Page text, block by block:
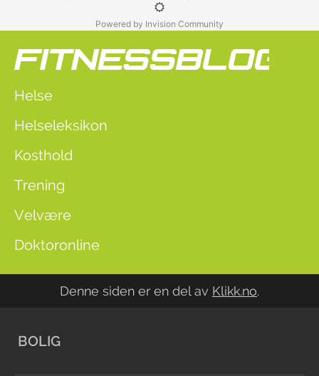
Powered by Invision Community
Helse
Helseleksikon
Kosthold
Trening
Velvære
Doktoronline
Denne siden er en del av Klikk.no.
BOLIG